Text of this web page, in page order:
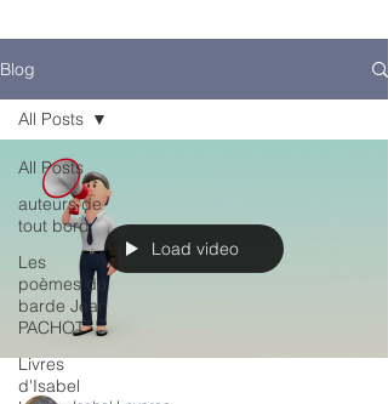
Blog
All Posts
auteurs de
tout bord
Les
poèmes du
barde Jean
PACHOT
Livres
d'Isabel
All Posts
Load video